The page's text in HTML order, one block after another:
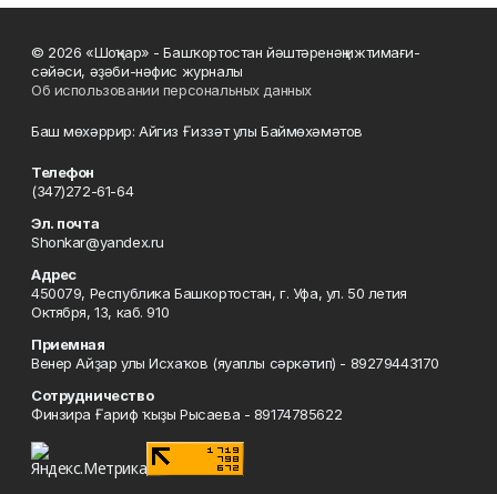
© 2026 «Шоңҡар» - Башҡортостан йәштәренәң ижтимағи-
сәйәси, әҙәби-нәфис журналы
Об использовании персональных данных
Баш мөхәррир: Айгиз Ғиззәт улы Баймөхәмәтов
Телефон
(347)272-61-64
Эл. почта
Shonkar@yandex.ru
Адрес
450079, Республика Башкортостан, г. Уфа, ул. 50 летия
Октября, 13, каб. 910
Приемная
Венер Айҙар улы Исхаҡов (яуаплы сәркәтип) - 89279443170
Сотрудничество
Финзира Ғариф ҡыҙы Рысаева - 89174785622